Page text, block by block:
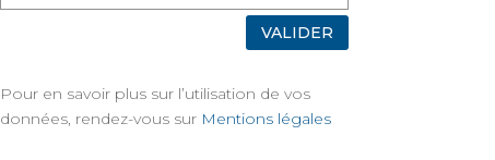
VALIDER
Pour en savoir plus sur l’utilisation de vos
données, rendez-vous sur Mentions légales